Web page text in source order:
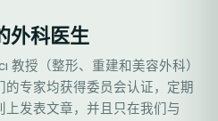
外科医生
教授（整形、重建和美容外科）
的专家均获得委员会认证，定期
上发表文章，并且只在我们与